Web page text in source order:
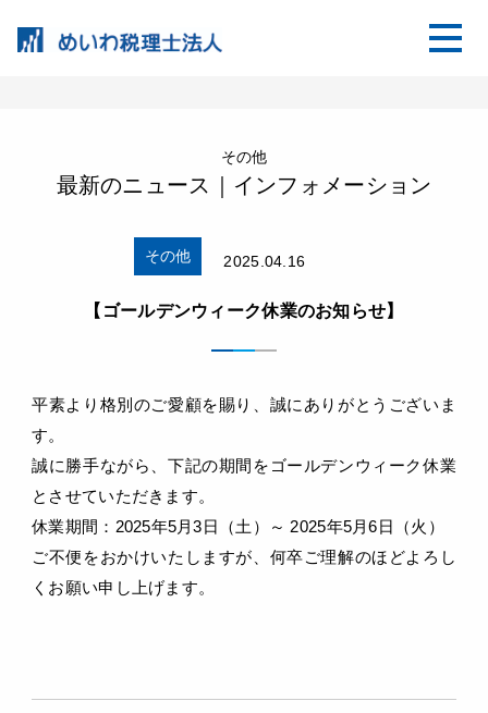
その他
最新のニュース｜インフォメーション
その他 2025.04.16
【ゴールデンウィーク休業のお知らせ】
平素より格別のご愛顧を賜り、誠にありがとうございま
す。
誠に勝手ながら、下記の期間をゴールデンウィーク休業
とさせていただきます。
休業期間：2025年5月3日（土）～ 2025年5月6日（火）
ご不便をおかけいたしますが、何卒ご理解のほどよろし
くお願い申し上げます。